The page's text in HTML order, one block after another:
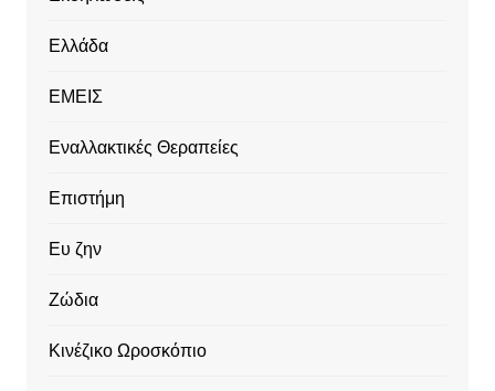
Ελλάδα
ΕΜΕΙΣ
Εναλλακτικές Θεραπείες
Επιστήμη
Ευ ζην
Ζώδια
Κινέζικο Ωροσκόπιο